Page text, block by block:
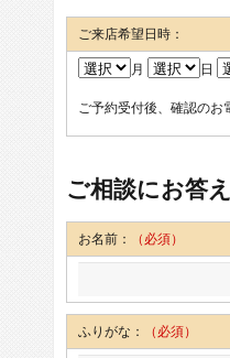
ご来店希望日時：
月
日
ご予約受付後、確認のお
ご相談にお答
お名前： （必須）
ふりがな： （必須）